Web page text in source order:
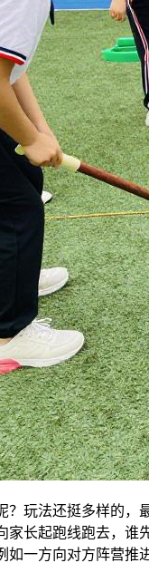
？玩法还挺多样的，
家长起跑线跑去，
一方向对方阵营推